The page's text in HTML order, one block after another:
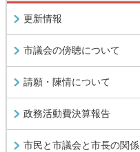
更新情報
市議会の傍聴について
請願・陳情について
政務活動費決算報告
市民と市議会と市長の関係